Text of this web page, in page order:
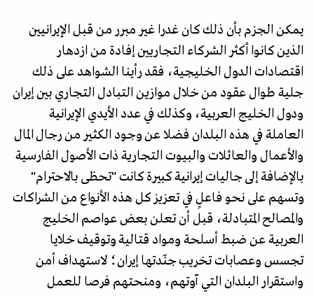
يمكن الجزم بأن ذلك كان غدرا غير مبرر من قبل الإيرانيين
الذين كانوا أكثر الشركاء التجاريين إفادة من ازدهار
اقتصادات الدول الخليجية، فقد رأينا الشواهد على ذلك
جلية طوال عقود من خلال موازين التبادل التجاري بين إيران
ودول الخليج العربية، وكذلك في عدد الأيدي الإيرانية
العاملة في هذه البلدان فضلا عن وجود الكثير من رجال المال
والأعمال والعائلات والبيوت التجارية ذات الأصول الفارسية
بالإضافة إلى جاليات إيرانية كبيرة كانت "تحظى بالاحترام"
وتسهم على نحو فاعلٍ في تعزيز كل هذه الأنواع من الشراكات
والمصالح المتبادلة، قبل أن تعلن بعض عواصم الخليج
العربية عن ضبط أسلحة ومواد قتالية وتوقيف خلايا
تجسس وعصابات تخريب جنّدتها إيران؛ لاستهداف أمن
واستقرار البلدان التي آوتهم، ومنحتهم فرصا للعمل